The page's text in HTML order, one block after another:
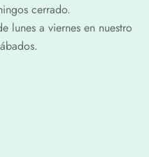
cerrado.
lunes a viernes en nuestro